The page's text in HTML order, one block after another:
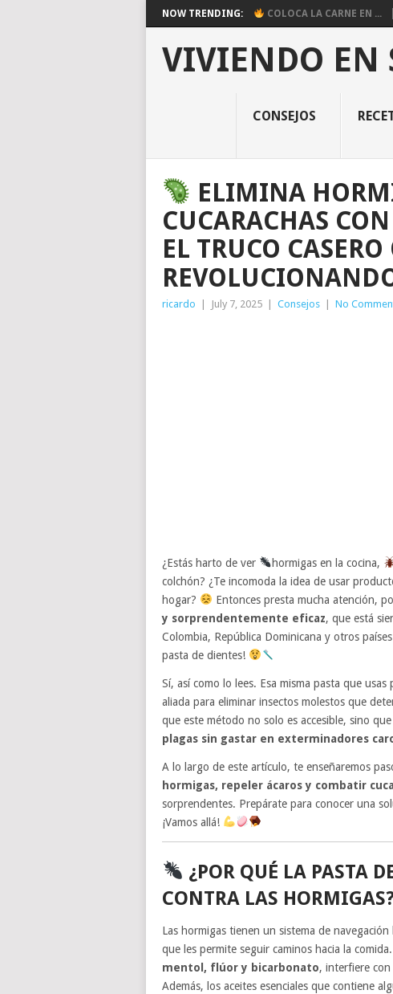
NOW TRENDING: COLOCA LA CARNE EN ...
VIVIENDO EN
CONSEJOS
ELIMINA
CUCARACHAS
EL TRUCO CASERO
ricardo | July 7, 2025 | Consejos | No
¿Estás harto de ver hormigas en la cocina,
colchón? ¿Te incomoda la idea de usar
hogar?
Entonces presta mucha atención,
y sorprendentemente eficaz, que está
Colombia, República Dominicana y otros
pasta de dientes!
Sí, así como lo lees. Esa misma pasta que
aliada para eliminar insectos molestos que
que este método no solo es accesible, sino
plagas sin gastar en exterminadores
A lo largo de este artículo, te enseñaremos
hormigas, repeler ácaros y combatir
sorprendentes. Prepárate para conocer una
¡Vamos allá!
¿POR QUÉ LA PASTA
CONTRA LAS
Las hormigas tienen un sistema de navegación
que les permite seguir caminos hacia la
mentol, flúor y bicarbonato, interfiere con
Además, los aceites esenciales que contiene